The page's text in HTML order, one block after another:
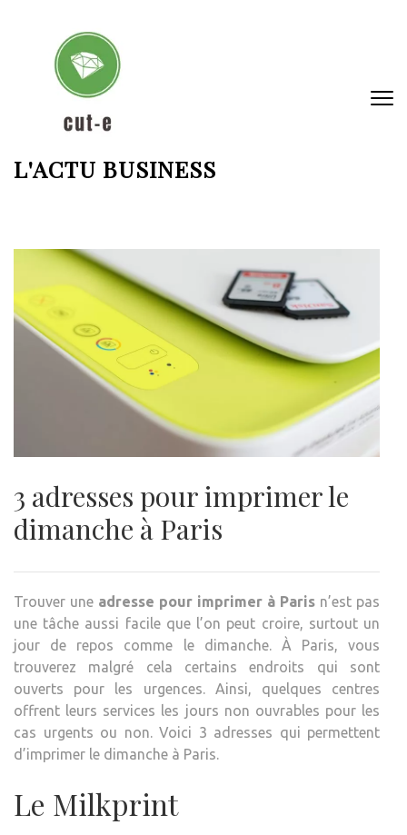
L'ACTU BUSINESS
3 adresses pour imprimer le
dimanche à Paris
Trouver une adresse pour imprimer à Paris n’est pas
une tâche aussi facile que l’on peut croire, surtout un
jour de repos comme le dimanche. À Paris, vous
trouverez malgré cela certains endroits qui sont
ouverts pour les urgences. Ainsi, quelques centres
offrent leurs services les jours non ouvrables pour les
cas urgents ou non. Voici 3 adresses qui permettent
d’imprimer le dimanche à Paris.
Le Milkprint